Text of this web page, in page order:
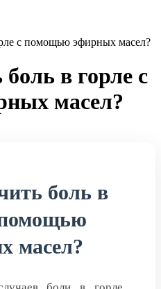
с помощью эфирных масел?
в горле с
масел?
боль в
масел?